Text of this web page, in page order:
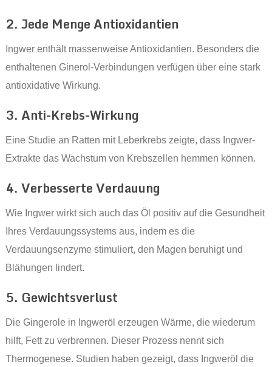
2. Jede Menge Antioxidantien
Ingwer enthält massenweise Antioxidantien. Besonders die
enthaltenen Ginerol-Verbindungen verfügen über eine stark
antioxidative Wirkung.
3. Anti-Krebs-Wirkung
Eine Studie an Ratten mit Leberkrebs zeigte, dass Ingwer-
Extrakte das Wachstum von Krebszellen hemmen können.
4. Verbesserte Verdauung
Wie Ingwer wirkt sich auch das Öl positiv auf die Gesundheit
Ihres Verdauungssystems aus, indem es die
Verdauungsenzyme stimuliert, den Magen beruhigt und
Blähungen lindert.
5. Gewichtsverlust
Die Gingerole in Ingweröl erzeugen Wärme, die wiederum
hilft, Fett zu verbrennen. Dieser Prozess nennt sich
Thermogenese. Studien haben gezeigt, dass Ingweröl die